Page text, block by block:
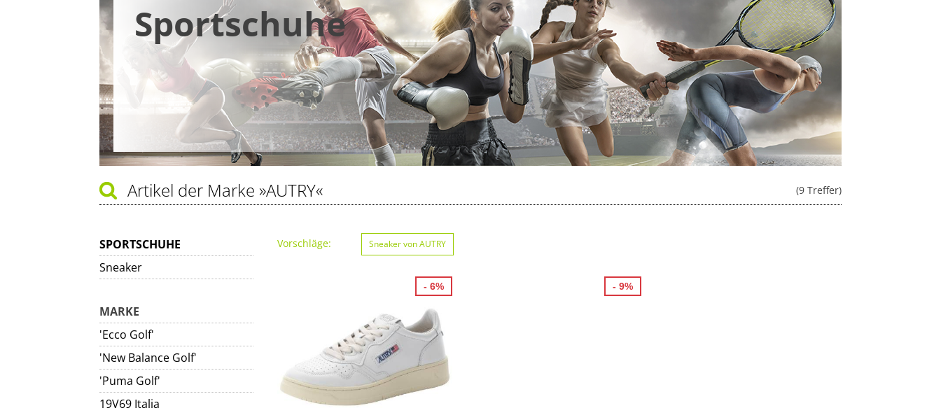
Sportschuhe
(9 Treffer)
Artikel der Marke »AUTRY«
SPORTSCHUHE
Sneaker
MARKE
'Ecco Golf'
'New Balance Golf'
'Puma Golf'
19V69 Italia
Vorschläge: Sneaker von AUTRY
- 6% - 9%